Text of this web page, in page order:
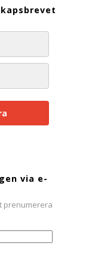
via e-
prenumerera